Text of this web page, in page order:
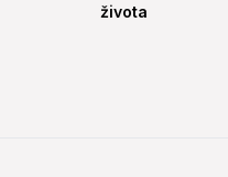
života